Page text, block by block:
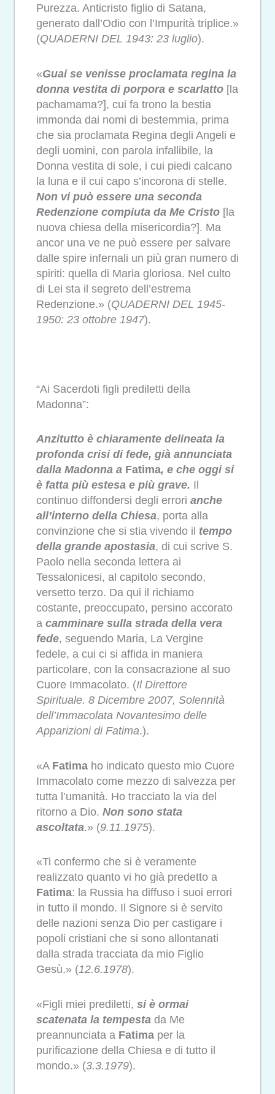
Purezza. Anticristo figlio di Satana,
generato dall’Odio con l’Impurità triplice.»
(QUADERNI DEL 1943: 23 luglio).
«Guai se venisse proclamata regina la
donna vestita di porpora e scarlatto [la
pachamama?], cui fa trono la bestia
immonda dai nomi di bestemmia, prima
che sia proclamata Regina degli Angeli e
degli uomini, con parola infallibile, la
Donna vestita di sole, i cui piedi calcano
la luna e il cui capo s’incorona di stelle.
Non vi può essere una seconda
Redenzione compiuta da Me Cristo [la
nuova chiesa della misericordia?]. Ma
ancor una ve ne può essere per salvare
dalle spire infernali un più gran numero di
spiriti: quella di Maria gloriosa. Nel culto
di Lei sta il segreto dell’estrema
Redenzione.» (QUADERNI DEL 1945-
1950: 23 ottobre 1947).
“Ai Sacerdoti figli prediletti della
Madonna”:
Anzitutto è chiaramente delineata la
profonda crisi di fede, già annunciata
dalla Madonna a Fatima, e che oggi si
è fatta più estesa e più grave. Il
continuo diffondersi degli errori anche
all’interno della Chiesa, porta alla
convinzione che si stia vivendo il tempo
della grande apostasia, di cui scrive S.
Paolo nella seconda lettera ai
Tessalonicesi, al capitolo secondo,
versetto terzo. Da qui il richiamo
costante, preoccupato, persino accorato
a camminare sulla strada della vera
fede, seguendo Maria, La Vergine
fedele, a cui ci si affida in maniera
particolare, con la consacrazione al suo
Cuore Immacolato. (Il Direttore
Spirituale. 8 Dicembre 2007, Solennità
dell’Immacolata Novantesimo delle
Apparizioni di Fatima.).
«A Fatima ho indicato questo mio Cuore
Immacolato come mezzo di salvezza per
tutta l’umanità. Ho tracciato la via del
ritorno a Dio. Non sono stata
ascoltata.» (9.11.1975).
«Ti confermo che si è veramente
realizzato quanto vi ho già predetto a
Fatima: la Russia ha diffuso i suoi errori
in tutto il mondo. Il Signore si è servito
delle nazioni senza Dio per castigare i
popoli cristiani che si sono allontanati
dalla strada tracciata da mio Figlio
Gesù.» (12.6.1978).
«Figli miei prediletti, si è ormai
scatenata la tempesta da Me
preannunciata a Fatima per la
purificazione della Chiesa e di tutto il
mondo.» (3.3.1979).